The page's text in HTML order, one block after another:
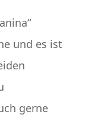
und es ist
gerne